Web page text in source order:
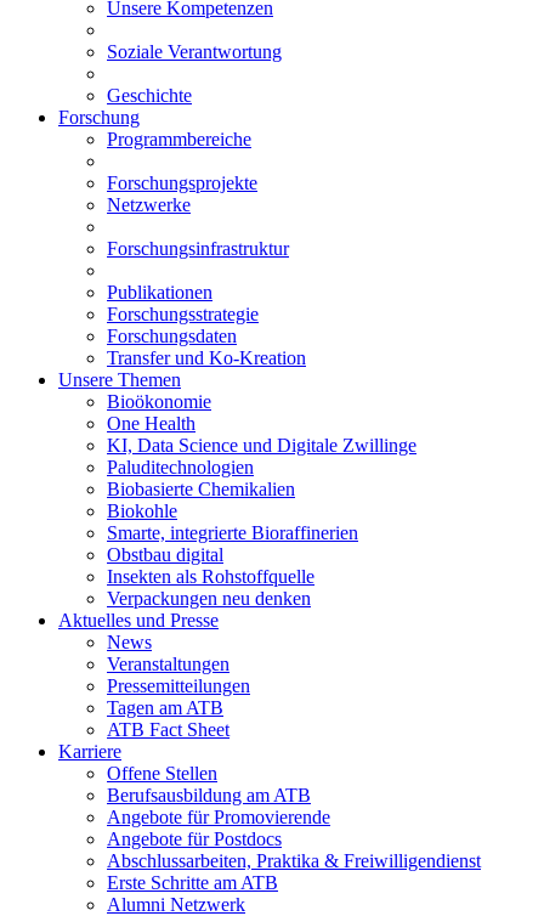
Unsere Kompetenzen
Soziale Verantwortung
Geschichte
Forschung
Programmbereiche
Forschungsprojekte
Netzwerke
Forschungsinfrastruktur
Publikationen
Forschungsstrategie
Forschungsdaten
Transfer und Ko-Kreation
Unsere Themen
Bioökonomie
One Health
KI, Data Science und Digitale Zwillinge
Paluditechnologien
Biobasierte Chemikalien
Biokohle
Smarte, integrierte Bioraffinerien
Obstbau digital
Insekten als Rohstoffquelle
Verpackungen neu denken
Aktuelles und Presse
News
Veranstaltungen
Pressemitteilungen
Tagen am ATB
ATB Fact Sheet
Karriere
Offene Stellen
Berufsausbildung am ATB
Angebote für Promovierende
Angebote für Postdocs
Abschlussarbeiten, Praktika & Freiwilligendienst
Erste Schritte am ATB
Alumni Netzwerk